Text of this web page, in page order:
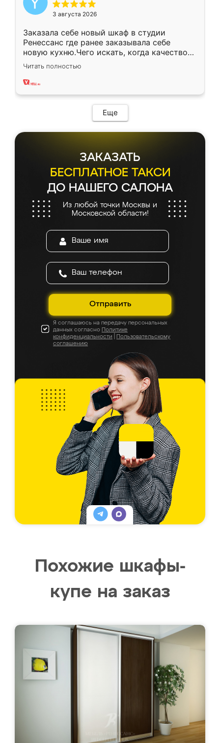
3 августа 2026
Заказала себе новый шкаф в студии
Ренессанс где ранее заказывала себе
новую кухню.Чего искать, когда качеством
вполне довольна. Служит кухня уже почти
два года, нареканий нет.
Читать полностью
Еще
ЗАКАЗАТЬ
БЕСПЛАТНОЕ ТАКСИ
ДО НАШЕГО САЛОНА
Из любой точки Москвы и
Московской области!
Отправить
Я соглашаюсь на передачу персональных
данных согласно Политике
конфиденциальности
Пользовательскому
соглашению
Похожие шкафы-
купе на заказ